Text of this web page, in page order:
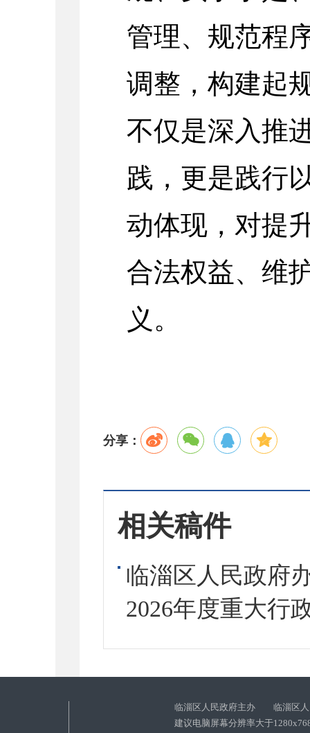
管理、规范程
调整，构建起
不仅是深入推
践，更是践行
动体现，对提
合法权益、维
义。
分享：
相关稿件
临淄区人民政府
2026年度重大行
临淄区人民政府主办 临淄区人
建议电脑屏幕分辨率大于